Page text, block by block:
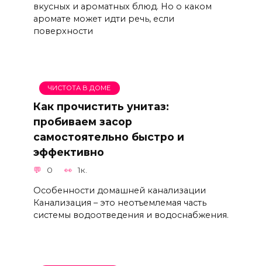
вкусных и ароматных блюд. Но о каком
аромате может идти речь, если
поверхности
ЧИСТОТА В ДОМЕ
Как прочистить унитаз:
пробиваем засор
самостоятельно быстро и
эффективно
0 1к.
Особенности домашней канализации
Канализация – это неотъемлемая часть
системы водоотведения и водоснабжения.